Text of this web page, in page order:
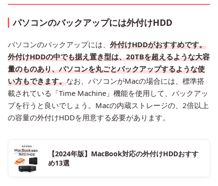
パソコンのバックアップには外付けHDD
パソコンのバックアップには、 外付けHDDがおすすめです。
外付けHDDの中でも据え置き型は、20TBを超えるような大容
量のものあり、パソコンを丸ごとバックアップするような使
い方もできます。なお、パソコンがMacの場合には、標準搭
載されている「Time Machine」機能を使用して、バックアッ
プを行うと良いでしょう。Macの内蔵ストレージの、2倍以上
の容量の外付けHDDを用意する必要があります。
【2024年版】MacBook対応の外付けHDDおすす
め13選